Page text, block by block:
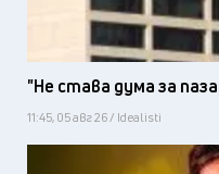
"Не става дума за
11:45, 05 авг 26 / Idealisti